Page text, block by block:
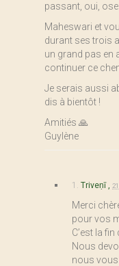
passant, oui,
Maheswari et
durant ses trois
un grand pas en
continuer ce
Je serais aussi
dis à bientôt !
Amitiés 🙏
Guylène
1. Triveṇī ,
Merci
pour vos
C’est la fin
Nous
nous